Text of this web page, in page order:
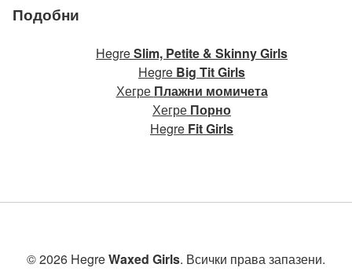
Подобни
HegreSlim, Petite & Skinny Girls
Hegre Big Tit Girls
Хегре Плажни момичета
Хегре Порно
Hegre Fit Girls
© 2026 HegreWaxed Girls. Всички права запазени.